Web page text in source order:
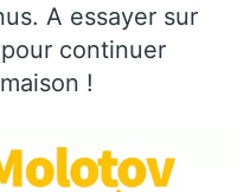
A essayer sur
continuer
!